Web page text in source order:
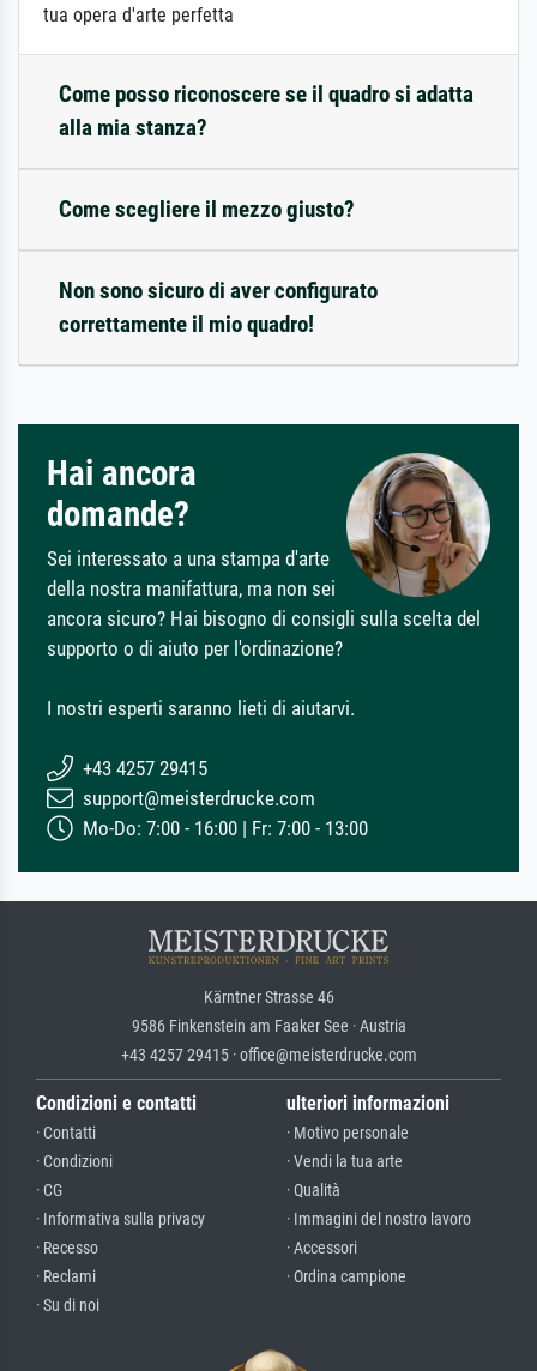
tua opera d'arte perfetta
Come posso riconoscere se il quadro si adatta
alla mia stanza?
Come scegliere il mezzo giusto?
Non sono sicuro di aver configurato
correttamente il mio quadro!
Hai ancora
domande?
Sei interessato a una stampa d'arte
della nostra manifattura, ma non sei
ancora sicuro? Hai bisogno di consigli sulla scelta del
supporto o di aiuto per l'ordinazione?
I nostri esperti saranno lieti di aiutarvi.
+43 4257 29415
support@meisterdrucke.com
Mo-Do: 7:00 - 16:00 | Fr: 7:00 - 13:00
Kärntner Strasse 46
9586 Finkenstein am Faaker See · Austria
+43 4257 29415 · office@meisterdrucke.com
Condizioni e contatti
· Contatti
· Condizioni
· CG
· Informativa sulla privacy
· Recesso
· Reclami
· Su di noi
ulteriori informazioni
· Motivo personale
· Vendi la tua arte
· Qualità
· Immagini del nostro lavoro
· Accessori
· Ordina campione